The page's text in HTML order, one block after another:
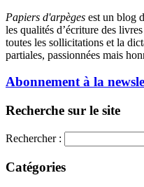
Papiers d'arpèges est un blog
les qualités d’écriture des
toutes les sollicitations et la
partiales, passionnées mais
Abonnement à la
Recherche sur le site
Rechercher :
Catégories